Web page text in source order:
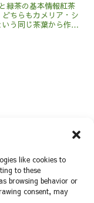
like cookies to
to these
browsing behavior or
consent, may
緑茶の基本情報紅茶
どちらもカメリア・シ
いう同じ茶葉から作ら
です。一方、緑茶